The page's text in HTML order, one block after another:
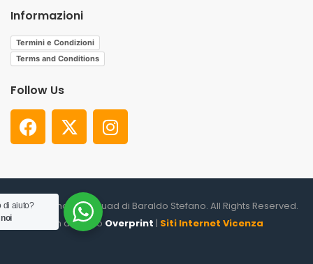
Informazioni
Termini e Condizioni
Terms and Conditions
Follow Us
© 2026. Shooter Squad di Baraldo Stefano. All Rights Reserved.
un altro sito Overprint | Siti Internet Vicenza
di aiuto?